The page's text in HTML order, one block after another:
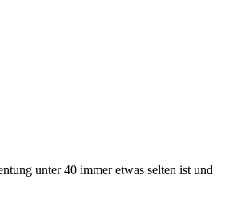
unter 40 immer etwas selten ist und